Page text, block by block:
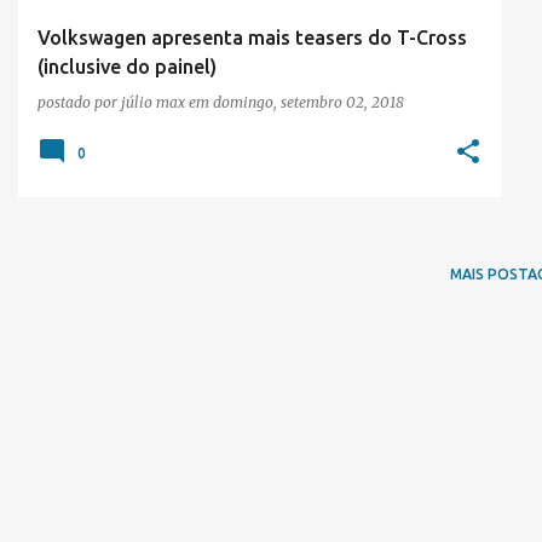
Volkswagen apresenta mais teasers do T-Cross
(inclusive do painel)
postado por júlio max em domingo, setembro 02, 2018
0
MAIS